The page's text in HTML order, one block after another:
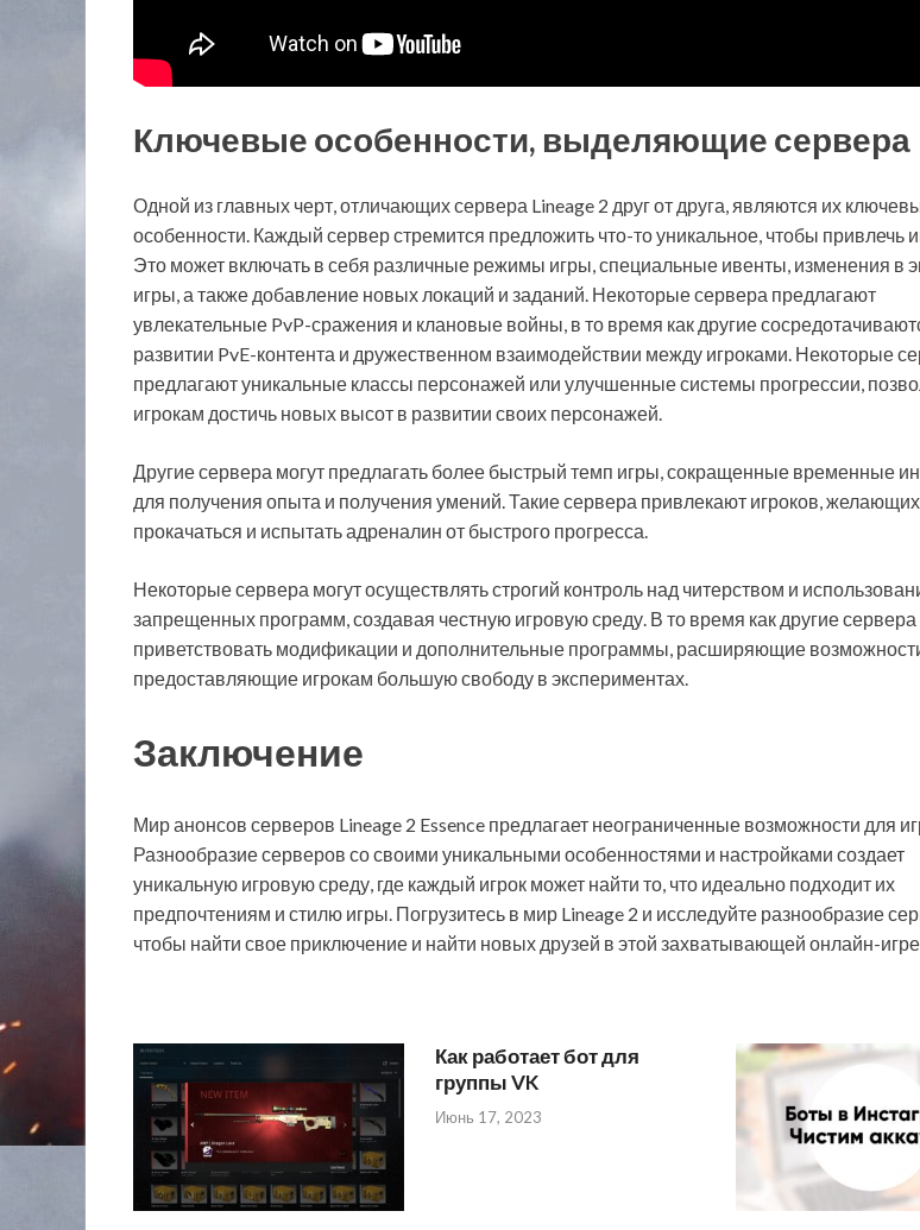
Ключевые особенности, выделяющие сервера
Одной из главных черт, отличающих сервера Lineage 2 друг от друга, являются их
особенности. Каждый сервер стремится предложить что-то уникальное, чтобы привлечь
Это может включать в себя различные режимы игры, специальные ивенты, изменения в
игры, а также добавление новых локаций и заданий. Некоторые сервера предлагают
увлекательные PvP-сражения и клановые войны, в то время как другие
развитии PvE-контента и дружественном взаимодействии между игроками. Некоторые
предлагают уникальные классы персонажей или улучшенные системы прогрессии,
игрокам достичь новых высот в развитии своих персонажей.
Другие сервера могут предлагать более быстрый темп игры, сокращенные временные
для получения опыта и получения умений. Такие сервера привлекают игроков,
прокачаться и испытать адреналин от быстрого прогресса.
Некоторые сервера могут осуществлять строгий контроль над читерством и
запрещенных программ, создавая честную игровую среду. В то время как другие сервера
приветствовать модификации и дополнительные программы, расширяющие
предоставляющие игрокам большую свободу в экспериментах.
Заключение
Мир анонсов серверов Lineage 2 Essence предлагает неограниченные возможности для
Разнообразие серверов со своими уникальными особенностями и настройками создает
уникальную игровую среду, где каждый игрок может найти то, что идеально подходит их
предпочтениям и стилю игры. Погрузитесь в мир Lineage 2 и исследуйте разнообразие
чтобы найти свое приключение и найти новых друзей в этой захватывающей онлайн-
Как работает бот для
группы VK
Июнь 17, 2023